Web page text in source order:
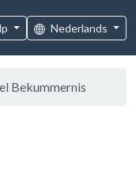
Nederlands
Bekummernis